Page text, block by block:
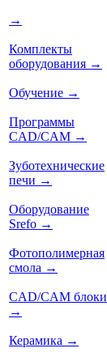
→
Комплекты
оборудования →
Обучение →
Программы
CAD/CAM →
Зуботехнические
печи →
Оборудование
Srefo →
Фотополимерная
смола →
CAD/CAM блоки
→
Керамика →